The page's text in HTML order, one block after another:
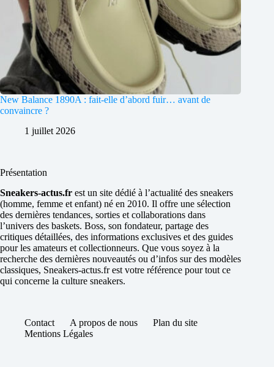
New Balance 1890A : fait-elle d’abord fuir… avant de
convaincre ?
1 juillet 2026
Présentation
Sneakers-actus.fr est un site dédié à l’actualité des sneakers
(homme, femme et enfant) né en 2010. Il offre une sélection
des dernières tendances, sorties et collaborations dans
l’univers des baskets. Boss, son fondateur, partage des
critiques détaillées, des informations exclusives et des guides
pour les amateurs et collectionneurs. Que vous soyez à la
recherche des dernières nouveautés ou d’infos sur des modèles
classiques, Sneakers-actus.fr est votre référence pour tout ce
qui concerne la culture sneakers.
Contact A propos de nous
Plan du site
Mentions Légales